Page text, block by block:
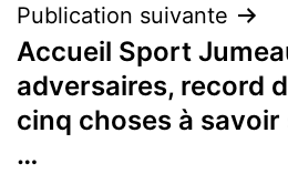
Publication suivante
Accueil Sport
adversaires, record
cinq choses à
…